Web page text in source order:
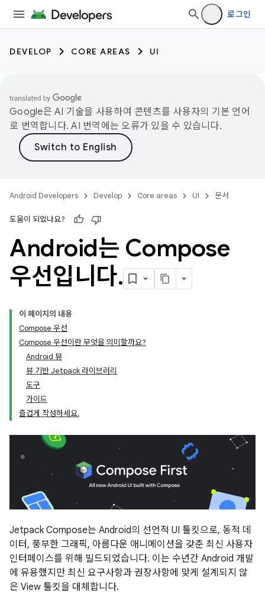
로그인
DEVELOP CORE AREAS UI
Google은 AI 기술을 사용하여 콘텐츠를 사용자의 기본 언어
로 번역합니다. AI 번역에는 오류가 있을 수 있습니다.
Android Developers Develop Core areas UI 문서
도움이 되었나요?
Android는 Compose
우선입니다.
이 페이지의 내용
Compose 우선
Compose 우선이란 무엇을 의미할까요?
Android 뷰
뷰 기반 Jetpack 라이브러리
도구
가이드
즐겁게 작성하세요.
Jetpack Compose는 Android의 선언적 UI 툴킷으로, 동적 데
이터, 풍부한 그래픽, 아름다운 애니메이션을 갖춘 최신 사용자
인터페이스를 위해 빌드되었습니다. 이는 수년간 Android 개발
에 유용했지만 최신 요구사항과 권장사항에 맞게 설계되지 않
은 View 툴킷을 대체합니다.